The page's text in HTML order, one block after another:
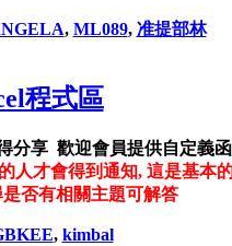
, ML089, 准提部林
程式區
分享 歡迎會員提供自定義
人才會得到通知, 這是基本
否有相關主題可解答
, kimbal